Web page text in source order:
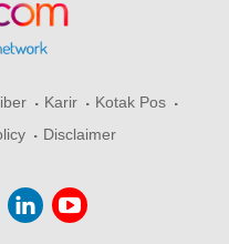
Karir
Kotak Pos
Disclaimer